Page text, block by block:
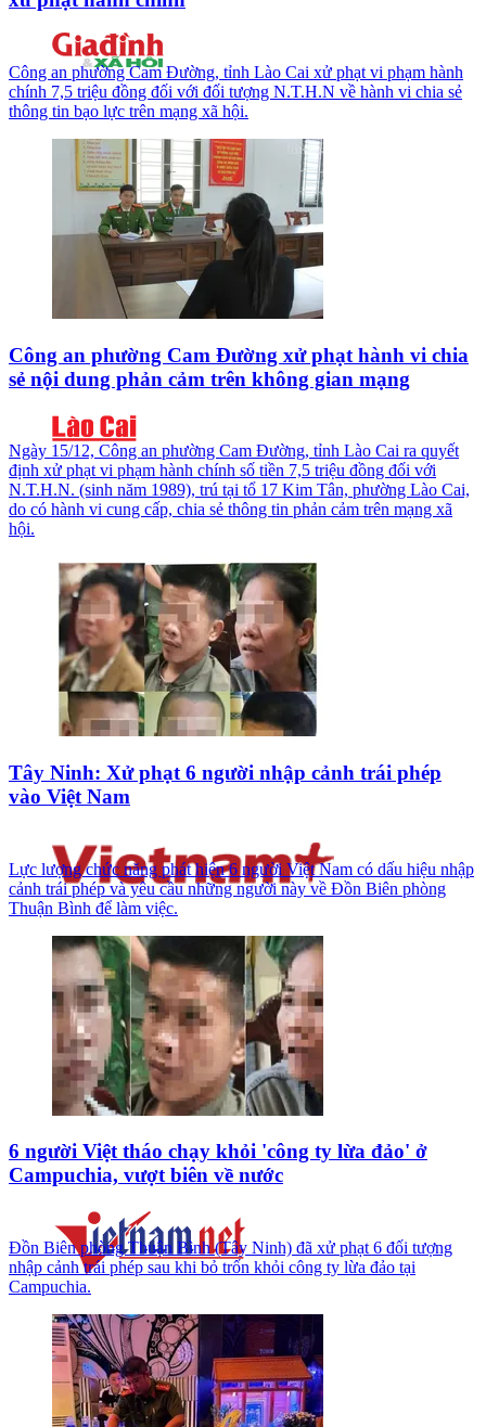
Công an phường Cam Đường, tỉnh Lào Cai xử phạt vi phạm hành
chính 7,5 triệu đồng đối với đối tượng N.T.H.N về hành vi chia sẻ
thông tin bạo lực trên mạng xã hội.
Công an phường Cam Đường xử phạt hành vi chia
sẻ nội dung phản cảm trên không gian mạng
Ngày 15/12, Công an phường Cam Đường, tỉnh Lào Cai ra quyết
định xử phạt vi phạm hành chính số tiền 7,5 triệu đồng đối với
N.T.H.N. (sinh năm 1989), trú tại tổ 17 Kim Tân, phường Lào Cai,
do có hành vi cung cấp, chia sẻ thông tin phản cảm trên mạng xã
hội.
Tây Ninh: Xử phạt 6 người nhập cảnh trái phép
vào Việt Nam
Lực lượng chức năng phát hiện 6 người Việt Nam có dấu hiệu nhập
cảnh trái phép và yêu cầu những người này về Đồn Biên phòng
Thuận Bình để làm việc.
6 người Việt tháo chạy khỏi 'công ty lừa đảo' ở
Campuchia, vượt biên về nước
Đồn Biên phòng Thuận Bình (Tây Ninh) đã xử phạt 6 đối tượng
nhập cảnh trái phép sau khi bỏ trốn khỏi công ty lừa đảo tại
Campuchia.